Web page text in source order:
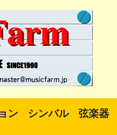
ン シンバル 弦楽器